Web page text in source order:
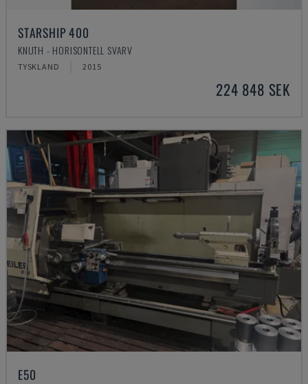
STARSHIP 400
KNUTH - HORISONTELL SVARV
TYSKLAND 2015
224 848 SEK
E50